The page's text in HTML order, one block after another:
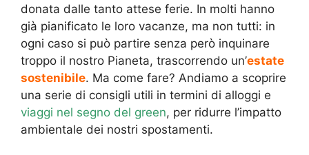
donata dalle tanto attese ferie. In molti hanno
già pianificato le loro vacanze, ma non tutti: in
ogni caso si può partire senza però inquinare
troppo il nostro Pianeta, trascorrendo un’estate
sostenibile. Ma come fare? Andiamo a scoprire
una serie di consigli utili in termini di alloggi e
viaggi nel segno del green, per ridurre l’impatto
ambientale dei nostri spostamenti.